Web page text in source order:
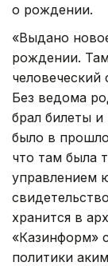
о рождении.
«Выдано
рождении.
Без ведома
брал билеты
было в
что там была
управлением
хранится в
«Казинформ»
политики